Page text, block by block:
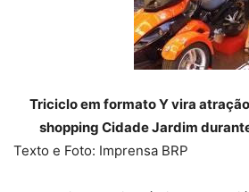
Triciclo em formato Y vira
shopping Cidade Jardim
Texto e Foto: Imprensa BRP